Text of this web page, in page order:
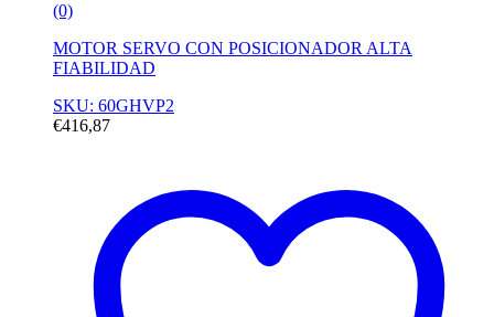
(0)
MOTOR SERVO CON POSICIONADOR ALTA
FIABILIDAD
SKU: 60GHVP2
€416,87